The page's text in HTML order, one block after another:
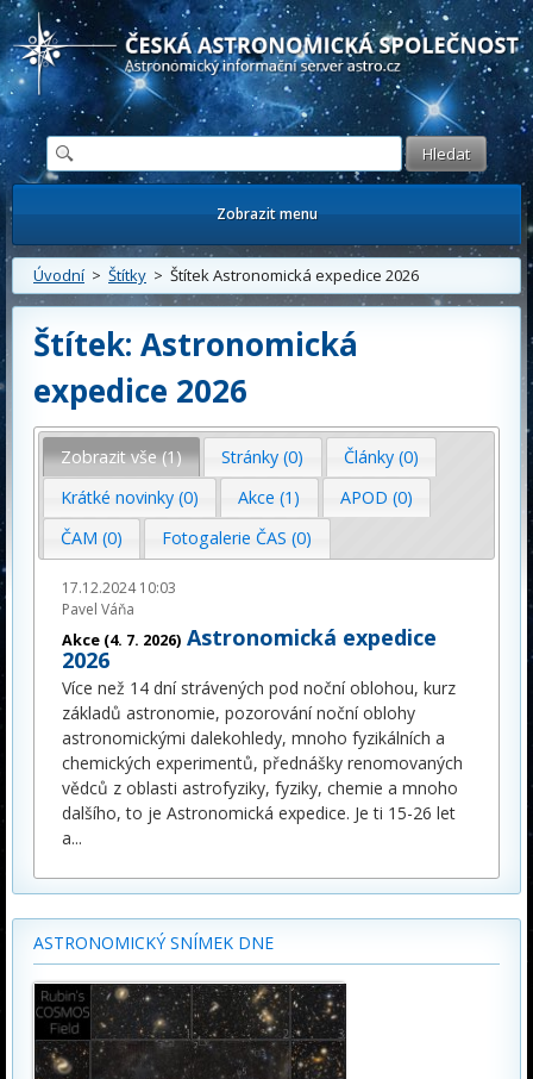
Česká astronomická společnost - Informační astronomický server
Zobrazit menu
Úvodní > Štítky > Štítek Astronomická expedice 2026
Štítek: Astronomická
expedice 2026
Zobrazit vše (1) Stránky (0)
Články (0)
Krátké novinky (0)
Akce (1)
APOD (0)
ČAM (0)
Fotogalerie ČAS (0)
17.12.2024 10:03
Pavel Váňa
Akce (4. 7. 2026) Astronomická expedice
2026
Více než 14 dní strávených pod noční oblohou, kurz
základů astronomie, pozorování noční oblohy
astronomickými dalekohledy, mnoho fyzikálních a
chemických experimentů, přednášky renomovaných
vědců z oblasti astrofyziky, fyziky, chemie a mnoho
dalšího, to je Astronomická expedice. Je ti 15-26 let
a...
ASTRONOMICKÝ SNÍMEK DNE